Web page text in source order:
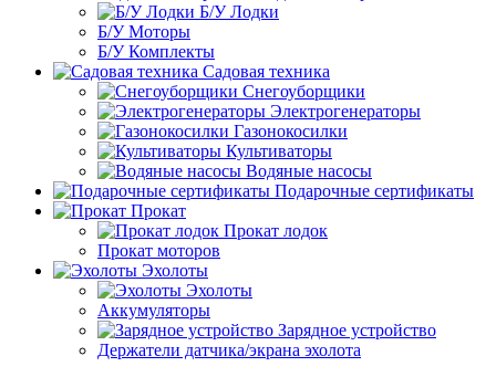
Б/У Лодки
Б/У Моторы
Б/У Комплекты
Садовая техника
Снегоуборщики
Электрогенераторы
Газонокосилки
Культиваторы
Водяные насосы
Подарочные сертификаты
Прокат
Прокат лодок
Прокат моторов
Эхолоты
Эхолоты
Аккумуляторы
Зарядное устройство
Держатели датчика/экрана эхолота